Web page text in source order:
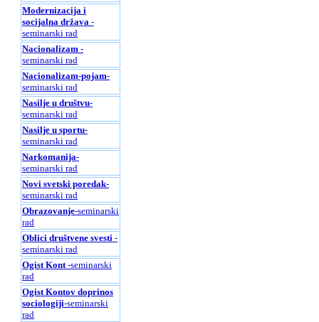
Modernizacija i
socijalna država -
seminarski rad
Nacionalizam -
seminarski rad
Nacionalizam-pojam-
seminarski rad
Nasilje u društvu-
seminarski rad
Nasilje u sportu-
seminarski rad
Narkomanija-
seminarski rad
Novi svetski poredak-
seminarski rad
Obrazovanje-seminarski
rad
Oblici društvene svesti -
seminarski rad
Ogist Kont-seminarski
rad
Ogist Kontov doprinos
sociologiji-seminarski
rad